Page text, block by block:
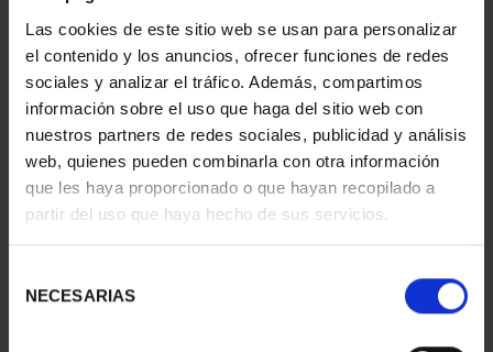
Las cookies de este sitio web se usan para personalizar
el contenido y los anuncios, ofrecer funciones de redes
sociales y analizar el tráfico. Además, compartimos
información sobre el uso que haga del sitio web con
nuestros partners de redes sociales, publicidad y análisis
web, quienes pueden combinarla con otra información
que les haya proporcionado o que hayan recopilado a
partir del uso que haya hecho de sus servicios.
NECESARIAS
CAPITALES DE
PROVINCIA COLECCION
3.796,00 €